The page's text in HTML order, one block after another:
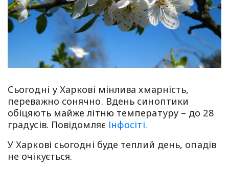
Сьогодні у Харкові мінлива хмарність,
переважно сонячно. Вдень синоптики
обіцяють майже літню температуру – до 28
градусів. Повідомляє Інфосіті.
У Харкові сьогодні буде теплий день, опадів
не очікується.